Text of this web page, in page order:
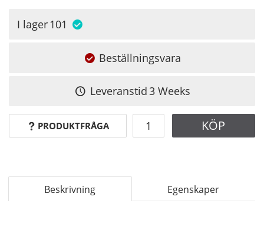
I lager 101
Beställningsvara
Leveranstid3 Weeks
PRODUKTFRÅGA KÖP
Beskrivning Egenskaper